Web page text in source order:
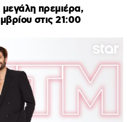
πρεμιέρα,
στις 21:00